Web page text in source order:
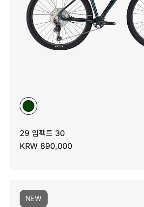
29 임팩트 30
KRW 890,000
NEW